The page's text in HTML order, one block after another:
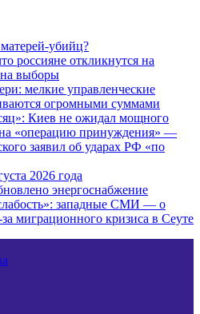
убийц?
россияне откликнутся на
выборы
мелкие управленческие
огромными суммами
Киев не ожидал мощного
«операцию принуждения» —
заявил об ударах РФ «по
2026 года
энергоснабжение
западные СМИ — о
миграционного кризиса в Сеуте